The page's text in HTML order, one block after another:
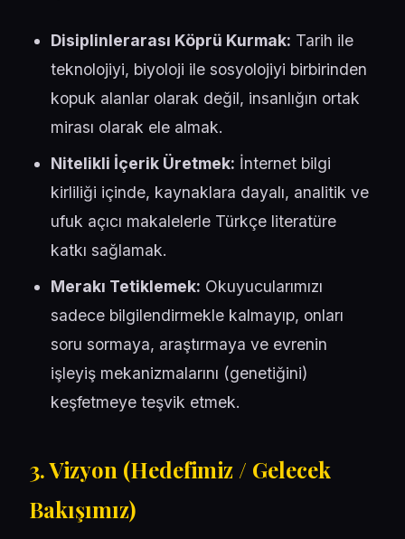
Disiplinlerarası Köprü Kurmak: Tarih ile
teknolojiyi, biyoloji ile sosyolojiyi birbirinden
kopuk alanlar olarak değil, insanlığın ortak
mirası olarak ele almak.
Nitelikli İçerik Üretmek: İnternet bilgi
kirliliği içinde, kaynaklara dayalı, analitik ve
ufuk açıcı makalelerle Türkçe literatüre
katkı sağlamak.
Merakı Tetiklemek: Okuyucularımızı
sadece bilgilendirmekle kalmayıp, onları
soru sormaya, araştırmaya ve evrenin
işleyiş mekanizmalarını (genetiğini)
keşfetmeye teşvik etmek.
3. Vizyon (Hedefimiz / Gelecek
Bakışımız)